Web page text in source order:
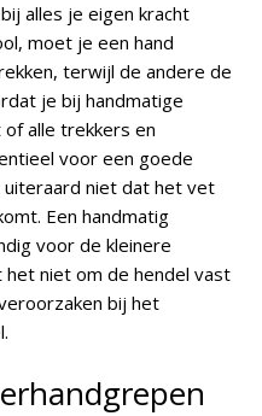
alles je eigen kracht
moet je een hand
terwijl de andere de
je bij handmatige
alle trekkers en
voor een goede
uiteraard niet dat het vet
Een handmatig
voor de kleinere
het niet om de hendel vast
bij het